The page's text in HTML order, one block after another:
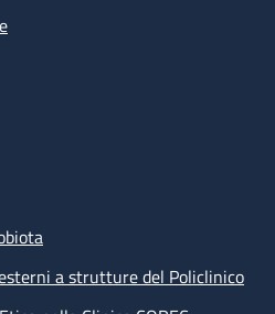
a strutture del Policlinico